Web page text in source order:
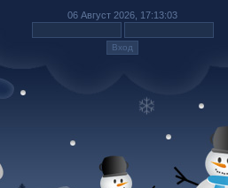
06 Август 2026, 17:13:03